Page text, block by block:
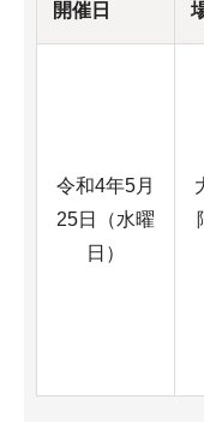
開催日
令和4年5月
25日（水曜
日）